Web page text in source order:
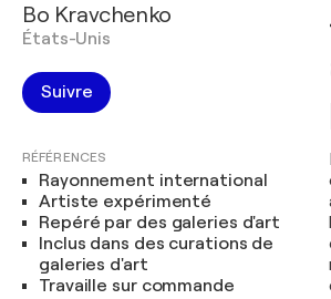
Bo Kravchenko
États-Unis
Suivre
RÉFÉRENCES
Rayonnement international
Artiste expérimenté
Repéré par des galeries d'art
Inclus dans des curations de
galeries d'art
Travaille sur commande